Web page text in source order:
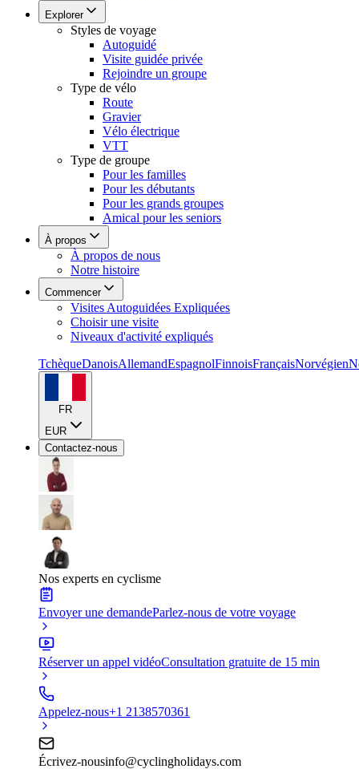
Explorer
Styles de voyage
Autoguidé
Visite guidée privée
Rejoindre un groupe
Type de vélo
Route
Gravier
Vélo électrique
VTT
Type de groupe
Pour les familles
Pour les débutants
Pour les grands groupes
Amical pour les seniors
À propos
À propos de nous
Notre histoire
Commencer
Visites Autoguidées Expliquées
Choisir une visite
Niveaux d'activité expliqués
TchèqueDanoisAllemandEspagnolFinnoisFrançaisNorvégien
FR
EUR
Contactez-nous
Nos experts en cyclisme
Envoyer une demandeParlez-nous de votre voyage
Réserver un appel vidéoConsultation gratuite de 15 min
Appelez-nous+1 2138570361
Écrivez-nousinfo@cyclingholidays.com